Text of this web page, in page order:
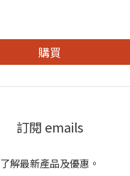
購買
訂閱 emails
了解最新產品及優惠。